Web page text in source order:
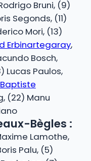
Bruni, (9)
Segonds, (11)
Mori, (13)
Erbinartegaray,
Bosch,
Lucas Paulos,
Baptiste
(22) Manu
Bègles :
Lamothe,
Palu, (5)